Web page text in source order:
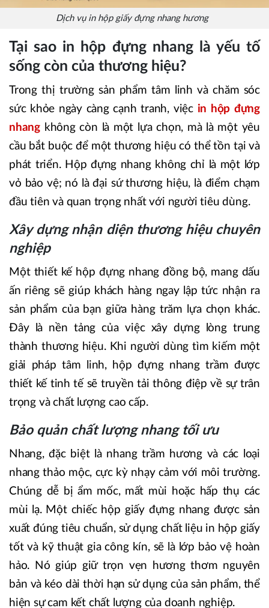
Dịch vụ in hộp giấy đựng nhang hương
Tại sao in hộp đựng nhanglà yếu tố
sống còn của thương hiệu?
Trong thị trường sản phẩm tâm linh và chăm sóc
sức khỏe ngày càng cạnh tranh, việc in hộp đựng
nhang không còn là một lựa chọn, mà là một yêu
cầu bắt buộc để một thương hiệu có thể tồn tại và
phát triển. Hộp đựng nhang không chỉ là một lớp
vỏ bảo vệ; nó là đại sứ thương hiệu, là điểm chạm
đầu tiên và quan trọng nhất với người tiêu dùng.
Xây dựng nhận diện thương hiệu chuyên
nghiệp
Một thiết kế hộp đựng nhang đồng bộ, mang dấu
ấn riêng sẽ giúp khách hàng ngay lập tức nhận ra
sản phẩm của bạn giữa hàng trăm lựa chọn khác.
Đây là nền tảng của việc xây dựng lòng trung
thành thương hiệu. Khi người dùng tìm kiếm một
giải pháp tâm linh, hộp đựng nhang trầm được
thiết kế tinh tế sẽ truyền tải thông điệp về sự trân
trọng và chất lượng cao cấp.
Bảo quản chất lượng nhang tối ưu
Nhang, đặc biệt là nhang trầm hương và các loại
nhang thảo mộc, cực kỳ nhạy cảm với môi trường.
Chúng dễ bị ẩm mốc, mất mùi hoặc hấp thụ các
mùi lạ. Một chiếc hộp giấy đựng nhang được sản
xuất đúng tiêu chuẩn, sử dụng chất liệu in hộp giấy
tốt và kỹ thuật gia công kín, sẽ là lớp bảo vệ hoàn
hảo. Nó giúp giữ trọn vẹn hương thơm nguyên
bản và kéo dài thời hạn sử dụng của sản phẩm, thể
hiện sự cam kết chất lượng của doanh nghiệp.